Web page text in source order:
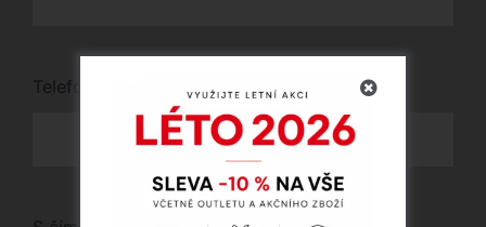
Telefon